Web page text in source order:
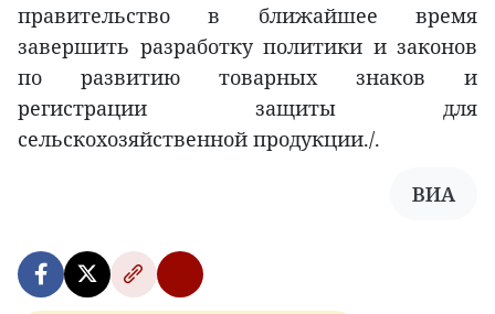
правительство в ближайшее время
завершить разработку политики и законов
по развитию товарных знаков и
регистрации защиты для
сельскохозяйственной продукции./.
ВИА